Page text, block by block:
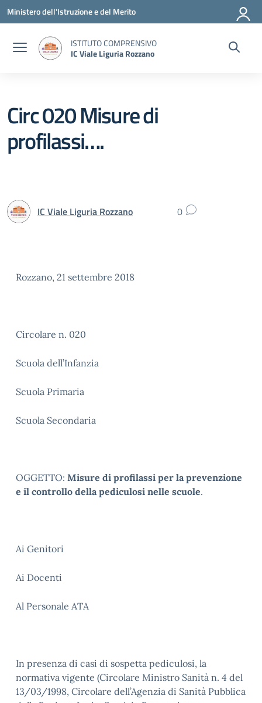
Vai ai contenuti
Vai al menu di navigazione
Vai al footer
Ministero dell'Istruzione e del Merito
ISTITUTO COMPRENSIVO
IC Viale Liguria Rozzano
Circ 020 Misure di
profilassi….
IC Viale Liguria Rozzano 0
Rozzano, 21 settembre 2018
Circolare n. 020
Scuola dell’Infanzia
Scuola Primaria
Scuola Secondaria
OGGETTO: Misure di profilassi per la prevenzione
e il controllo della pediculosi nelle scuole.
Ai Genitori
Ai Docenti
Al Personale ATA
In presenza di casi di sospetta pediculosi, la
normativa vigente (Circolare Ministro Sanità n. 4 del
13/03/1998, Circolare dell’Agenzia di Sanità Pubblica